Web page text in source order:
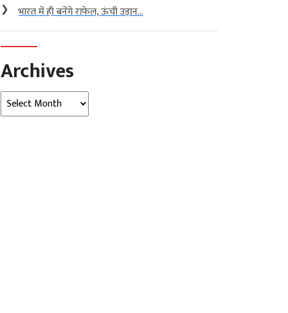
❯ भारत में ही बनेंगे राफेल, ऊंची उड़ान...
Archives
Archives